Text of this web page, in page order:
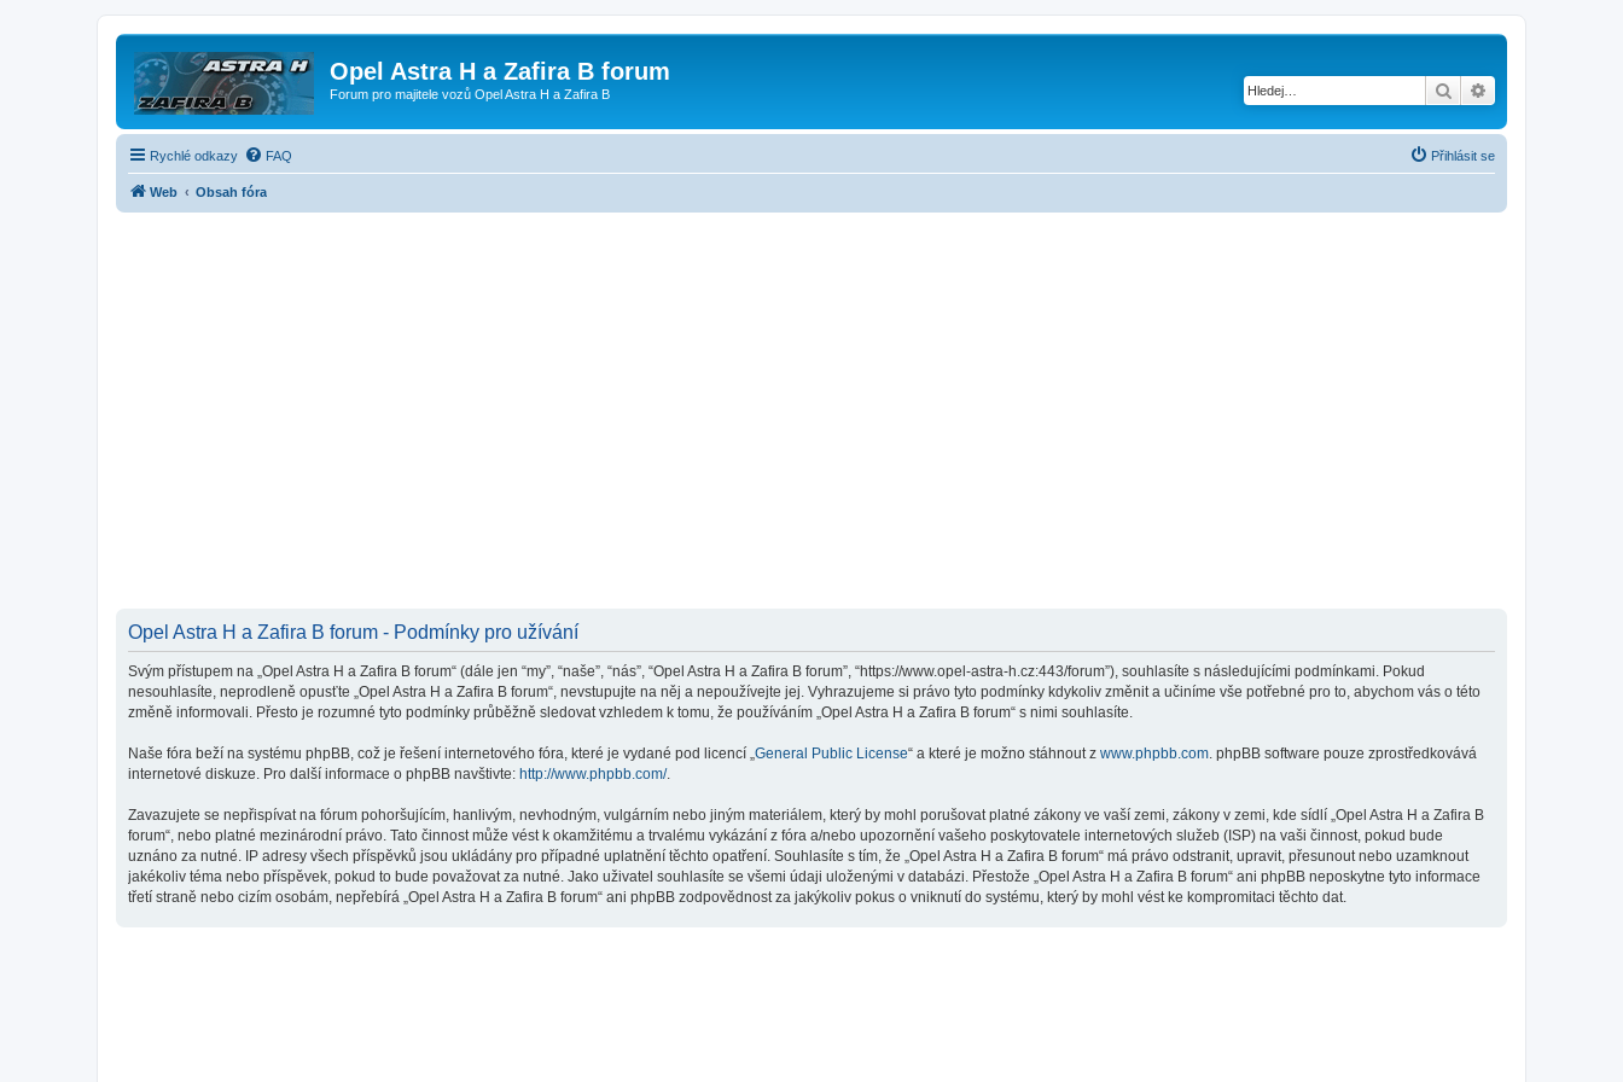
Opel Astra H a Zafira B forum
Forum pro majitele vozů Opel Astra H a Zafira B Hledat
Rychlé odkazy FAQ Přihlásit se
Web Obsah fóra
Opel Astra H a Zafira B forum - Podmínky pro užívání
Svým přístupem na „Opel Astra H a Zafira B forum“ (dále jen “my”, “naše”, “nás”, “Opel Astra H a Zafira B forum”, “https://www.opel-astra-h.cz:443/forum”), souhlasíte s následujícími podmínkami. Pokud
nesouhlasíte, neprodleně opusťte „Opel Astra H a Zafira B forum“, nevstupujte na něj a nepoužívejte jej. Vyhrazujeme si právo tyto podmínky kdykoliv změnit a učiníme vše potřebné pro to, abychom vás o této
změně informovali. Přesto je rozumné tyto podmínky průběžně sledovat vzhledem k tomu, že používáním „Opel Astra H a Zafira B forum“ s nimi souhlasíte.
Naše fóra beží na systému phpBB, což je řešení internetového fóra, které je vydané pod licencí „ General Public License“ a které je možno stáhnout z www.phpbb.com . phpBB software pouze zprostředkovává
internetové diskuze. Pro další informace o phpBB navštivte: http://www.phpbb.com/.
Zavazujete se nepřispívat na fórum pohoršujícím, hanlivým, nevhodným, vulgárním nebo jiným materiálem, který by mohl porušovat platné zákony ve vaší zemi, zákony v zemi, kde sídlí „Opel Astra H a Zafira B
forum“, nebo platné mezinárodní právo. Tato činnost může vést k okamžitému a trvalému vykázání z fóra a/nebo upozornění vašeho poskytovatele internetových služeb (ISP) na vaši činnost, pokud bude
uznáno za nutné. IP adresy všech příspěvků jsou ukládány pro případné uplatnění těchto opatření. Souhlasíte s tím, že „Opel Astra H a Zafira B forum“ má právo odstranit, upravit, přesunout nebo uzamknout
jakékoliv téma nebo příspěvek, pokud to bude považovat za nutné. Jako uživatel souhlasíte se všemi údaji uloženými v databázi. Přestože „Opel Astra H a Zafira B forum“ ani phpBB neposkytne tyto informace
třetí straně nebo cizím osobám, nepřebírá „Opel Astra H a Zafira B forum“ ani phpBB zodpovědnost za jakýkoliv pokus o vniknutí do systému, který by mohl vést ke kompromitaci těchto dat.